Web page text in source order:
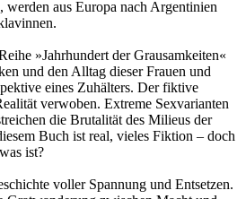
werden aus Europa nach Argentinien
»Jahrhundert der Grausamkeiten«
und den Alltag dieser Frauen und
eines Zuhälters. Der fiktive
verwoben. Extreme Sexvarianten
die Brutalität des Milieus der
Buch ist real, vieles Fiktion – doch
ist?
voller Spannung und Entsetzen.